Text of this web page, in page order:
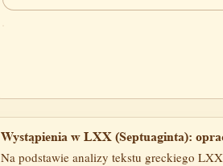
Wystąpienia w LXX (Septuaginta):
Na podstawie analizy tekstu greckiego LXX